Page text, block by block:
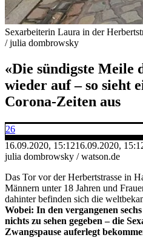
Sexarbeiterin Laura in der
/ julia dombrowsky
«Die sündigste Meile
wieder auf – so sieht
Corona-Zeiten aus
26
16.09.2020, 15:1216.09.2020,
julia dombrowsky / watson.de
Das Tor vor der Herbertstrasse in
Männern unter 18 Jahren und
dahinter befinden sich die
Wobei: In den vergangenen
nichts zu sehen gegeben – die
Zwangspause auferlegt